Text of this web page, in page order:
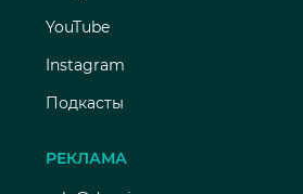
YouTube
Instagram
Подкасты
РЕКЛАМА